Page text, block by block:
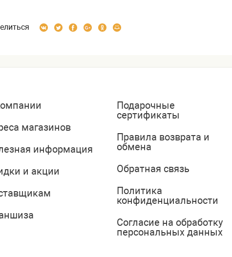
магазинов
информация
и акции
Подарочные
сертификаты
Правила возврата и
обмена
Обратная связь
Политика
конфиденциальности
Согласие на обработку
персональных данных